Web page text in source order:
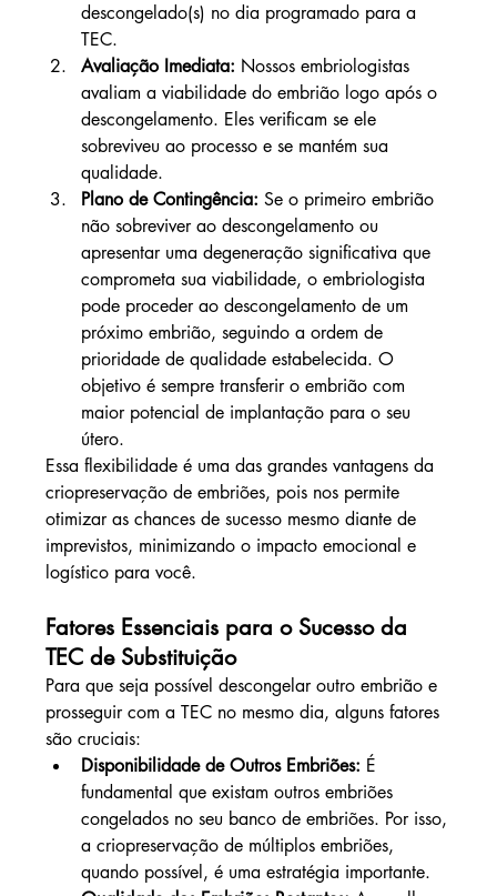
descongelado(s) no dia programado para a
TEC.
Avaliação Imediata: Nossos embriologistas
avaliam a viabilidade do embrião logo após o
descongelamento. Eles verificam se ele
sobreviveu ao processo e se mantém sua
qualidade.
Plano de Contingência: Se o primeiro embrião
não sobreviver ao descongelamento ou
apresentar uma degeneração significativa que
comprometa sua viabilidade, o embriologista
pode proceder ao descongelamento de um
próximo embrião, seguindo a ordem de
prioridade de qualidade estabelecida. O
objetivo é sempre transferir o embrião com
maior potencial de implantação para o seu
útero.
Essa flexibilidade é uma das grandes vantagens da
criopreservação de embriões, pois nos permite
otimizar as chances de sucesso mesmo diante de
imprevistos, minimizando o impacto emocional e
logístico para você.
Fatores Essenciais para o Sucesso da
TEC de Substituição
Para que seja possível descongelar outro embrião e
prosseguir com a TEC no mesmo dia, alguns fatores
são cruciais:
Disponibilidade de Outros Embriões: É
fundamental que existam outros embriões
congelados no seu banco de embriões. Por isso,
a criopreservação de múltiplos embriões,
quando possível, é uma estratégia importante.